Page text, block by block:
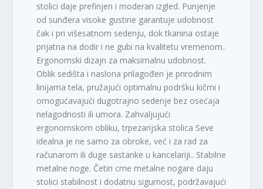
stolici daje prefinjen i moderan izgled. Punjenje
od sunđera visoke gustine garantuje udobnost
čak i pri višesatnom sedenju, dok tkanina ostaje
prijatna na dodir i ne gubi na kvalitetu vremenom..
Ergonomski dizajn za maksimalnu udobnost.
Oblik sedišta i naslona prilagođen je prirodnim
linijama tela, pružajući optimalnu podršku kičmi i
omogućavajući dugotrajno sedenje bez osećaja
nelagodnosti ili umora. Zahvaljujući
ergonomskom obliku, trpezarijska stolica Seve
idealna je ne samo za obroke, već i za rad za
računarom ili duge sastanke u kancelariji.. Stabilne
metalne noge. Četiri crne metalne nogare daju
stolici stabilnost i dodatnu sigurnost, podržavajući